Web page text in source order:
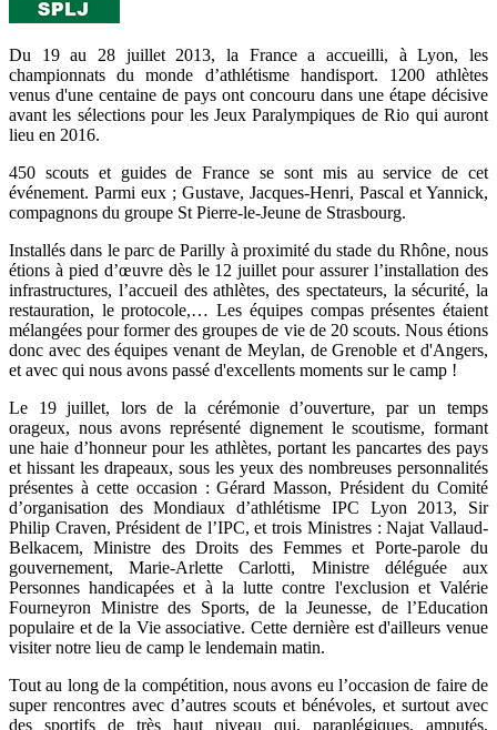
Du 19 au 28 juillet 2013, la France a accueilli, à Lyon, les
championnats du monde d’athlétisme handisport. 1200 athlètes
venus d'une centaine de pays ont concouru dans une étape décisive
avant les sélections pour les Jeux Paralympiques de Rio qui auront
lieu en 2016.
450 scouts et guides de France se sont mis au service de cet
événement. Parmi eux ; Gustave, Jacques-Henri, Pascal et Yannick,
compagnons du groupe St Pierre-le-Jeune de Strasbourg.
Installés dans le parc de Parilly à proximité du stade du Rhône, nous
étions à pied d’œuvre dès le 12 juillet pour assurer l’installation des
infrastructures, l’accueil des athlètes, des spectateurs, la sécurité, la
restauration, le protocole,… Les équipes compas présentes étaient
mélangées pour former des groupes de vie de 20 scouts. Nous étions
donc avec des équipes venant de Meylan, de Grenoble et d'Angers,
et avec qui nous avons passé d'excellents moments sur le camp !
Le 19 juillet, lors de la cérémonie d’ouverture, par un temps
orageux, nous avons représenté dignement le scoutisme, formant
une haie d’honneur pour les athlètes, portant les pancartes des pays
et hissant les drapeaux, sous les yeux des nombreuses personnalités
présentes à cette occasion : Gérard Masson, Président du Comité
d’organisation des Mondiaux d’athlétisme IPC Lyon 2013, Sir
Philip Craven, Président de l’IPC, et trois Ministres : Najat Vallaud-
Belkacem, Ministre des Droits des Femmes et Porte-parole du
gouvernement, Marie-Arlette Carlotti, Ministre déléguée aux
Personnes handicapées et à la lutte contre l'exclusion et Valérie
Fourneyron Ministre des Sports, de la Jeunesse, de l’Education
populaire et de la Vie associative. Cette dernière est d'ailleurs venue
visiter notre lieu de camp le lendemain matin.
Tout au long de la compétition, nous avons eu l’occasion de faire de
super rencontres avec d’autres scouts et bénévoles, et surtout avec
des sportifs de très haut niveau qui, paraplégiques, amputés,